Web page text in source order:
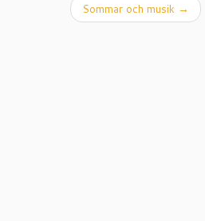
Sommar och musik →